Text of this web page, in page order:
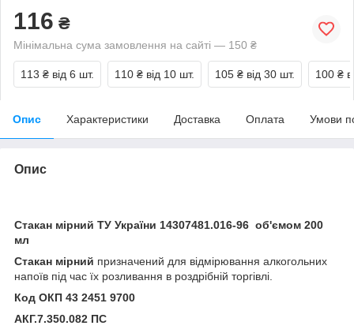
116 ₴
Мінімальна сума замовлення на сайті — 150 ₴
113 ₴ від 6 шт. 110 ₴ від 10 шт. 105 ₴ від 30 шт. 100 ₴
Опис Характеристики Доставка Оплата Умови
Опис
Стакан мірний ТУ України 14307481.016-96 об'ємом 200
мл
Стакан мірний призначений для відмірювання алкогольних
напоїв під час їх розливання в роздрібній торгівлі.
Код ОКП 43 2451 9700
АКГ.7.350.082 ПС